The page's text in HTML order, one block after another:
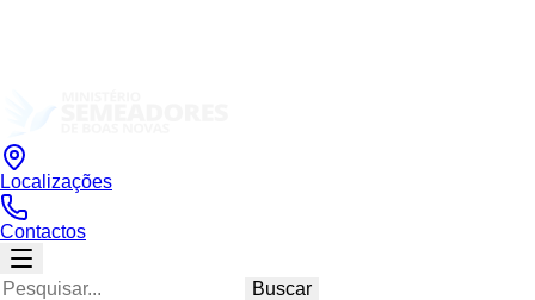
Localizações
Contactos
Buscar